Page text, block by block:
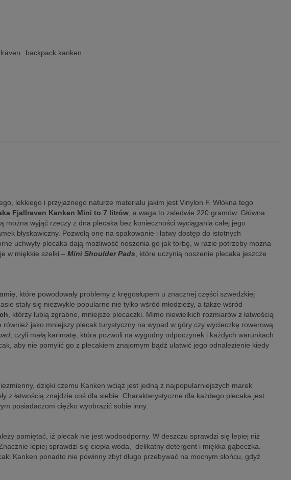
backpack kanken
lekkiego i przyjaznego naturze materiału jakim jest Vinylon F. Włókna tego
Fjallraven Kanken Mini to 7 litrów , a waga to zaledwie 220 gramów. Główna
można wyjąć rzeczy z dna plecaka bez konieczności wyciągania całej jego
błyskawiczny. Pozwolą one na spakowanie i łatwy dostęp do istotnych
uchwyty plecaka dają możliwość noszenia go jak torbę, w razie potrzeby można
w miękkie szelki – Mini Shoulder Pads , które uczynią noszenie plecaka jeszcze
które powodowały problemy z kręgosłupem u znacznej części szwedzkiej
stały się niezwykle popularne nie tylko wśród młodzieży, a także wśród
, którzy lubią zgrabne, mniejsze plecaczki. Mimo niewielkich rozmiarów z łatwością
jako mniejszy plecak turystyczny na wypad w góry czy wycieczkę rowerową.
, czyli małą karimatę, która pozwoli na wygodny odpoczynek i każdych warunkach
aby nie pomylić go z plecakiem znajomym bądź ułatwić jego odnalezienie kiedy
dzięki czemu Kanken wciąż jest jedną z najpopularniejszych marek
z łatwością znajdzie coś dla siebie. Charakterystyczne dla każdego plecaka jest
posiadaczom ciężko wyobrazić sobie inny.
pamiętać, iż plecak nie jest wodoodporny. W deszczu sprawdzi się lepiej niż
lepiej sprawdzi się ciepła woda, delikatny detergent i miękka gąbeczka.
Kanken ponadto nie powinny zbyt długo przebywać na mocnym słońcu, gdyż